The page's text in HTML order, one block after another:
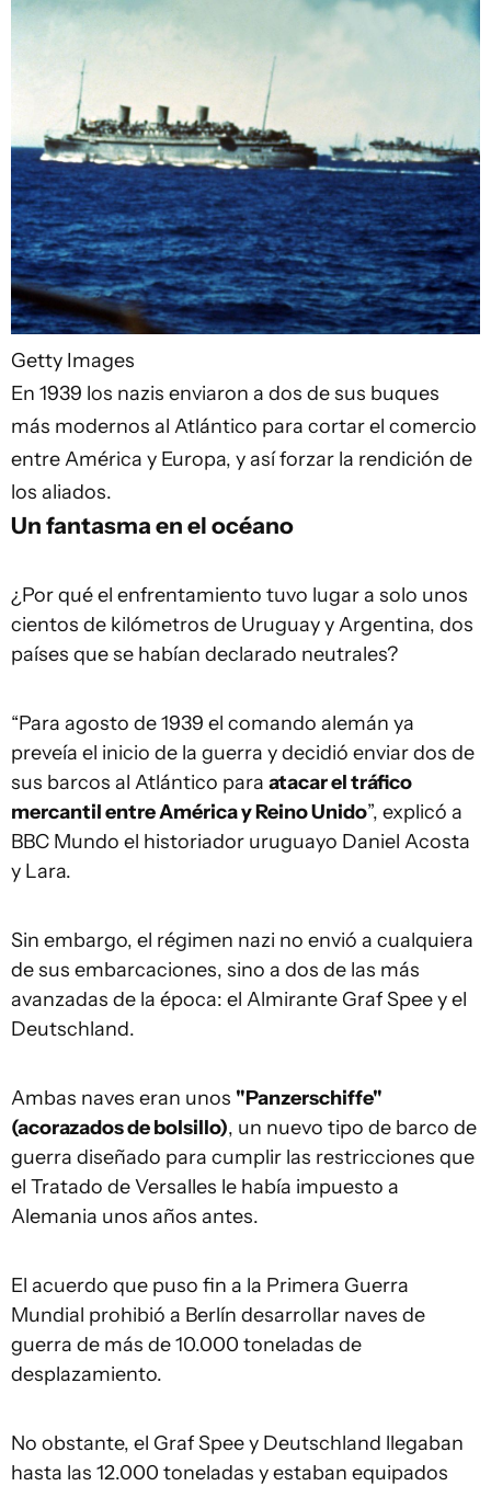
Getty Images
En 1939 los nazis enviaron a dos de sus buques
más modernos al Atlántico para cortar el comercio
entre América y Europa, y así forzar la rendición de
los aliados.
Un fantasma en el océano
¿Por qué el enfrentamiento tuvo lugar a solo unos
cientos de kilómetros de Uruguay y Argentina, dos
países que se habían declarado neutrales?
“Para agosto de 1939 el comando alemán ya
preveía el inicio de la guerra y decidió enviar dos de
sus barcos al Atlántico para atacar el tráfico
mercantil entre América y Reino Unido”, explicó a
BBC Mundo el historiador uruguayo Daniel Acosta
y Lara.
Sin embargo, el régimen nazi no envió a cualquiera
de sus embarcaciones, sino a dos de las más
avanzadas de la época: el Almirante Graf Spee y el
Deutschland.
Ambas naves eran unos "Panzerschiffe"
(acorazados de bolsillo), un nuevo tipo de barco de
guerra diseñado para cumplir las restricciones que
el Tratado de Versalles le había impuesto a
Alemania unos años antes.
El acuerdo que puso fin a la Primera Guerra
Mundial prohibió a Berlín desarrollar naves de
guerra de más de 10.000 toneladas de
desplazamiento.
No obstante, el Graf Spee y Deutschland llegaban
hasta las 12.000 toneladas y estaban equipados